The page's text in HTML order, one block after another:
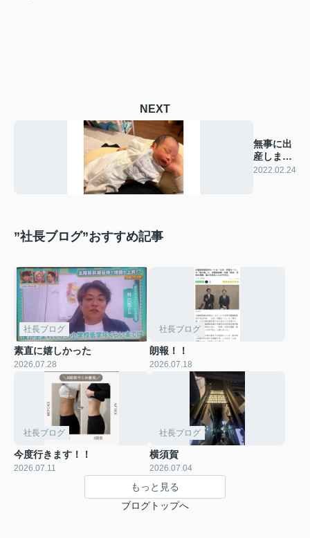
NEXT
無事に出
産しまし
た！
2022.02.24
”社長ブログ”おすすめ記事
社長ブログ
素直に嬉しかった
2026.07.28
社長ブログ
朗報！！
2026.07.18
社長ブログ
今度行きます！！
2026.07.11
社長ブログ
横須賀
2026.07.04
もっと見る
ブログトップへ